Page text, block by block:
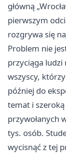
główną
pierwszym
rozgrywa się
Problem nie
przyciąga ludzi
wszyscy,
później do
temat i
przywołanych
tys. osób.
wycisnąć z tej